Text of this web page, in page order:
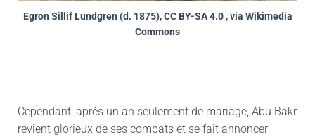
Egron Sillif Lundgren (d. 1875), CC BY-SA 4.0 , via Wikimedia
Commons
Cependant, après un an seulement de mariage, Abu Bakr
revient glorieux de ses combats et se fait annoncer